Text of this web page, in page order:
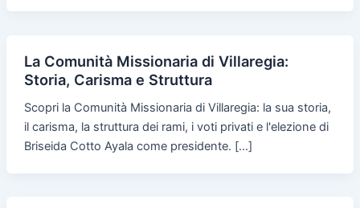
La Comunità Missionaria di Villaregia:
Storia, Carisma e Struttura
Scopri la Comunità Missionaria di Villaregia: la sua storia,
il carisma, la struttura dei rami, i voti privati e l'elezione di
Briseida Cotto Ayala come presidente. […]